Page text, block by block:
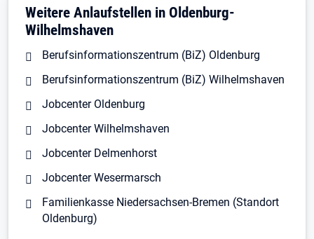
Weitere Anlaufstellen in Oldenburg-
Wilhelmshaven
Berufsinformationszentrum (BiZ) Oldenburg
Berufsinformationszentrum (BiZ) Wilhelmshaven
Jobcenter Oldenburg
Jobcenter Wilhelmshaven
Jobcenter Delmenhorst
Jobcenter Wesermarsch
Familienkasse Niedersachsen-Bremen (Standort
Oldenburg)